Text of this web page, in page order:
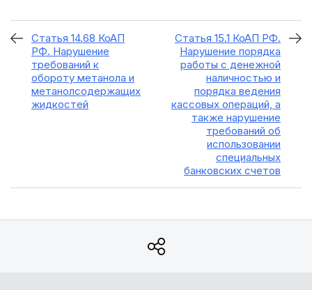
Статья 14.68 КоАП
РФ. Нарушение
требований к
обороту метанола и
метанолсодержащих
жидкостей
Статья 15.1 КоАП РФ.
Нарушение порядка
работы с денежной
наличностью и
порядка ведения
кассовых операций, а
также нарушение
требований об
использовании
специальных
банковских счетов